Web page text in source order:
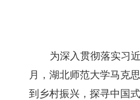
为深入贯彻落实习
月，湖北师范大学马克
到乡村振兴，探寻中国